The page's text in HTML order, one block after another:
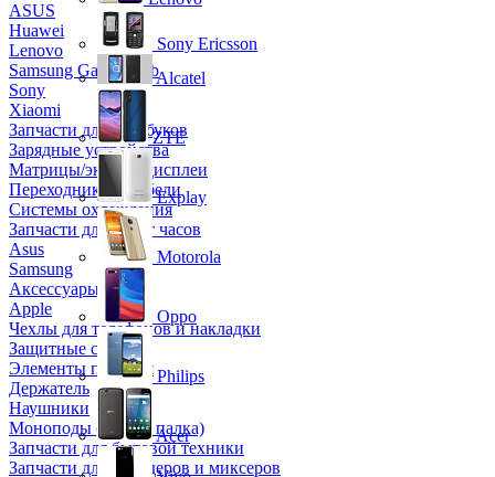
ASUS
Huawei
Lenovo
Samsung Galaxy Tab
Sony
Xiaomi
Запчасти для ноутбуков
Зарядные устройства
Матрицы/экраны/дисплеи
Переходники и кабели
Системы охлаждения
Запчасти для смарт часов
Asus
Samsung
Аксессуары
Apple
Чехлы для телефонов и накладки
Защитные стекла
Элементы питания
Держатель
Наушники
Моноподы (Селфи палка)
Запчасти для бытовой техники
Запчасти для блендеров и миксеров
Sony Ericsson
Alcatel
ZTE
Explay
Motorola
Oppo
Philips
Acer